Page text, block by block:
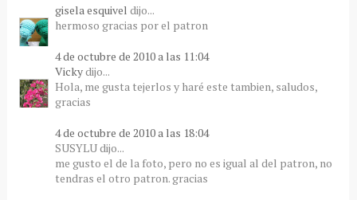
gisela esquivel dijo...
hermoso gracias por el patron
4 de octubre de 2010 a las 11:04
Vickydijo...
Hola, me gusta tejerlos y haré este tambien, saludos,
gracias
4 de octubre de 2010 a las 18:04
SUSYLU dijo...
me gusto el de la foto, pero no es igual al del patron, no
tendras el otro patron. gracias